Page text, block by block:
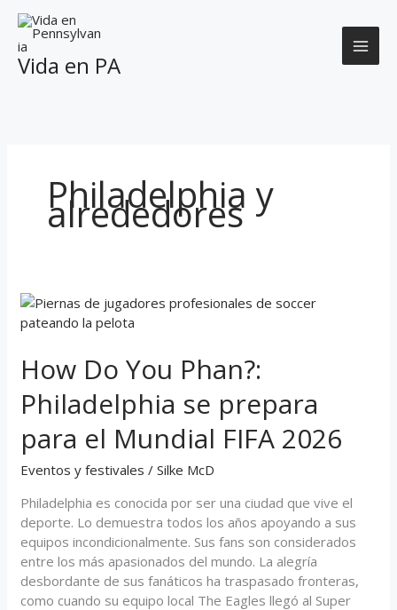
Skip
content
Vida en PA
Philadelphia y
alrededores
How Do You Phan?:
Philadelphia se prepara
para el Mundial FIFA 2026
Eventos y festivales /Silke McD
Philadelphia es conocida por ser una ciudad que vive el
deporte. Lo demuestra todos los años apoyando a sus
equipos incondicionalmente. Sus fans son considerados
entre los más apasionados del mundo. La alegría
desbordante de sus fanáticos ha traspasado fronteras,
como cuando su equipo local The Eagles llegó al Super
How
Do
Phan?:
Philadelphia
se
prepara
para
el
Mundial
FIFA
2026